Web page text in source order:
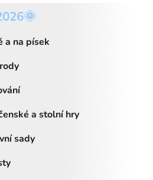
a na písek
a stolní hry
sady